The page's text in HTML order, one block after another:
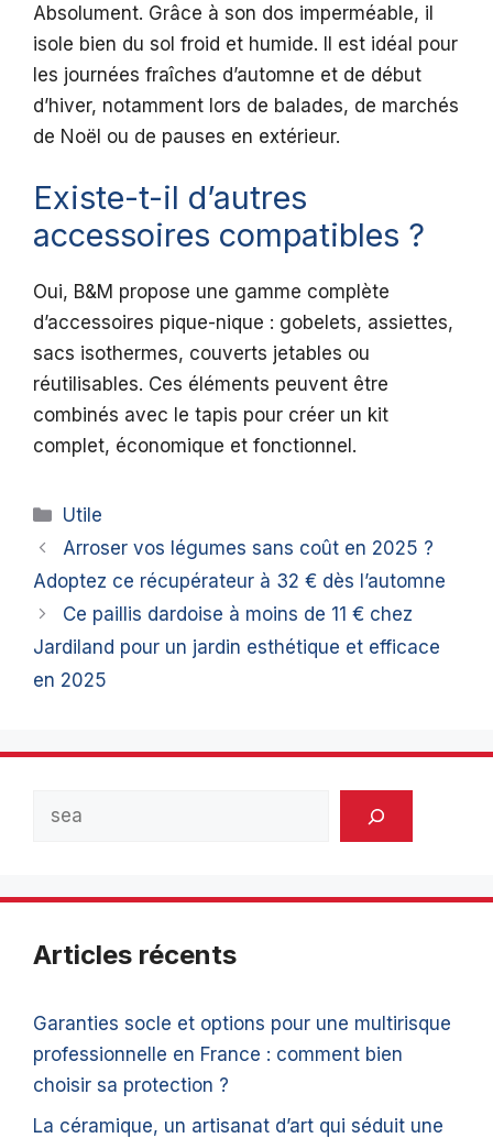
Absolument. Grâce à son dos imperméable, il
isole bien du sol froid et humide. Il est idéal pour
les journées fraîches d’automne et de début
d’hiver, notamment lors de balades, de marchés
de Noël ou de pauses en extérieur.
Existe-t-il d’autres
accessoires compatibles ?
Oui, B&M propose une gamme complète
d’accessoires pique-nique : gobelets, assiettes,
sacs isothermes, couverts jetables ou
réutilisables. Ces éléments peuvent être
combinés avec le tapis pour créer un kit
complet, économique et fonctionnel.
Catégories
Utile
Arroser vos légumes sans coût en 2025 ?
Adoptez ce récupérateur à 32 € dès l’automne
Ce paillis dardoise à moins de 11 € chez
Jardiland pour un jardin esthétique et efficace
en 2025
Articles récents
Garanties socle et options pour une multirisque
professionnelle en France : comment bien
choisir sa protection ?
La céramique, un artisanat d’art qui séduit une